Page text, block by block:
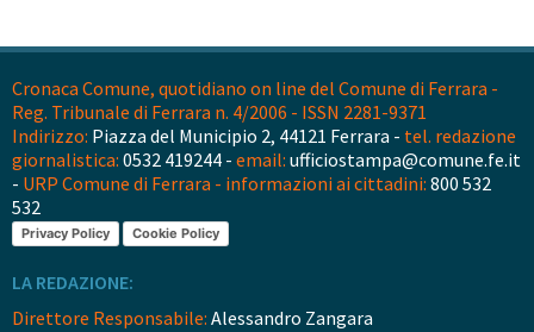
Cronaca Comune, quotidiano on line del Comune di Ferrara -
Reg. Tribunale di Ferrara n. 4/2006 - ISSN 2281-9371
Indirizzo: Piazza del Municipio 2, 44121 Ferrara - tel. redazione
giornalistica: 0532 419244 - email: ufficiostampa@comune.fe.it
- URP Comune di Ferrara - informazioni ai cittadini: 800 532
532
Privacy Policy Cookie Policy
LA REDAZIONE:
Direttore Responsabile: Alessandro Zangara